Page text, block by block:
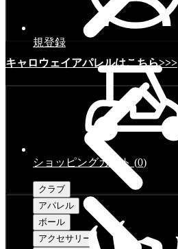
キャロウェイアパレルはこちら>>>
規登録
ショッピングカート (0)
クラブ
アパレル
ボール
アクセサリー